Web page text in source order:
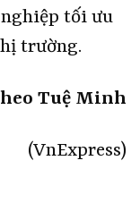
tối ưu
trường.
Tuệ Minh
(VnExpress)